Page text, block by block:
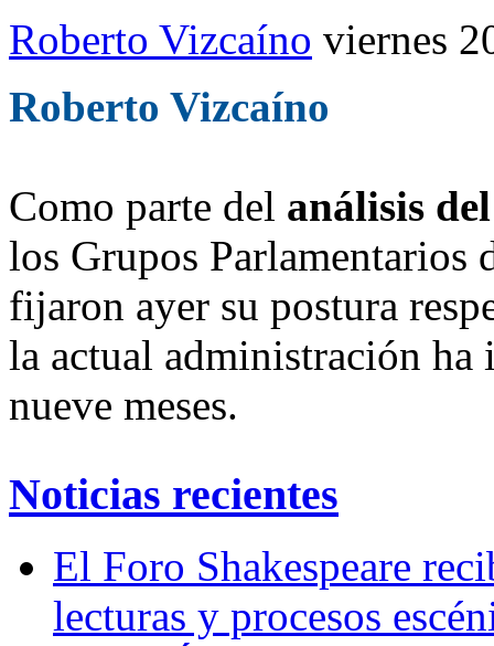
Roberto Vizcaíno viernes
Roberto Vizcaíno
Como parte del análisis
los Grupos Parlamentarios
fijaron ayer su postura
la actual administración ha
nueve meses.
Noticias recientes
El Foro Shakespeare
lecturas y procesos